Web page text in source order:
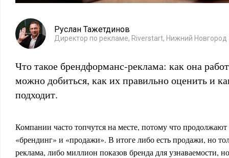
Руслан Тажетдинов
Директор по рекламе, Riverstart, Нижний Новгород
Что такое брендформанс-реклама: как она
можно добиться, как их правильно оценить и
подходит.
Компании часто топчутся на месте, потому что продолжают
«брендинг» и «продажи». В итоге либо есть продажи, но
реклама, либо миллион показов бренда для узнаваемости,